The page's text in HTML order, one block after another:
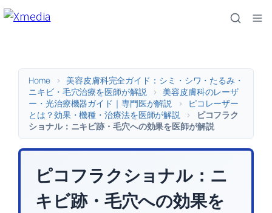
内
Home >
美容皮膚科完全ガイド：シミ・シワ・たるみ・
ニキビ・毛穴治療を医師が解説
>
美容皮膚科のレーザ
ー・光治療機器ガイド｜専門医が解説
>
ピコレーザー
とは？効果・機種・治療法を医師が解説
>
ピコフラク
ショナル：ニキビ跡・毛穴への効果を医師が解説
ピコフラクショナル：ニ
キビ跡・毛穴への効果を